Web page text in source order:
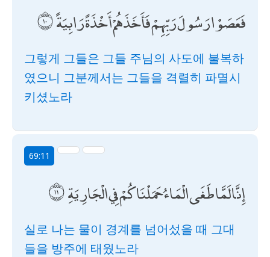
فَعَصَوْا رَسُولَ رَبِّهِمْ فَأَخَذَهُمْ أَخْذَةً رَابِيَةً
그렇게 그들은 그들 주님의 사도에 불복하
였으니 그분께서는 그들을 격렬히 파멸시
키셨노라
69:11
إِنَّا لَمَّا طَغَى الْمَاءُ حَمَلْنَاكُمْ فِي الْجَارِيَةِ
실로 나는 물이 경계를 넘어섰을 때 그대
들을 방주에 태웠노라